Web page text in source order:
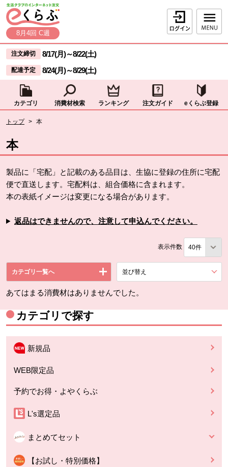
ページの先頭です。
本文へジャンプする。
8月4回 C週
ログイン
ここからサイト内共通メニューです。
サイト内共通メニューをスキップする
注文締切 8/17(月)～8/22(土)
配達予定 8/24(月)～8/29(土)
カテゴリ 消費材検索 ランキング 注文ガイド eくらぶ登録
トップ > 本
本
製品に「宅配」と記載のある品目は、生協に登録の住所に宅配
便で直送します。宅配料は、組合価格に含まれます。
本の表紙イメージは変更になる場合があります。
返品はできませんので、注意して申込んでください。
表示件数
カテゴリ一覧へ 並び替え
あてはまる消費材はありませんでした。
カテゴリで探す
新規品
WEB限定品
予約でお得・よやくらぶ
L's選定品
まとめてセット
【お試し・特別価格】